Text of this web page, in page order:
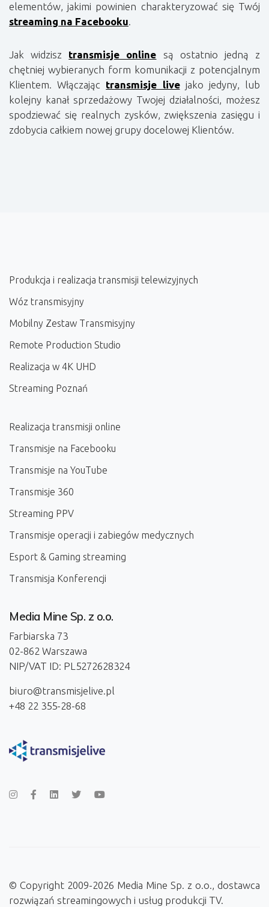
elementów, jakimi powinien charakteryzować się Twój
streaming na Facebooku.
Jak widzisz transmisje online są ostatnio jedną z
chętniej wybieranych form komunikacji z potencjalnym
Klientem. Włączając transmisje livejako jedyny, lub
kolejny kanał sprzedażowy Twojej działalności, możesz
spodziewać się realnych zysków, zwiększenia zasięgu i
zdobycia całkiem nowej grupy docelowej Klientów.
Produkcja i realizacja transmisji telewizyjnych
Wóz transmisyjny
Mobilny Zestaw Transmisyjny
Remote Production Studio
Realizacja w 4K UHD
Streaming Poznań
Realizacja transmisji online
Transmisje na Facebooku
Transmisje na YouTube
Transmisje 360
Streaming PPV
Transmisje operacji i zabiegów medycznych
Esport & Gaming streaming
Transmisja Konferencji
Media Mine Sp. z o.o.
Farbiarska 73
02-862 Warszawa
NIP/VAT ID: PL5272628324
biuro@transmisjelive.pl
+48 22 355-28-68
© Copyright 2009-2026 Media Mine Sp. z o.o., dostawca
rozwiązań streamingowych i usług produkcji TV.